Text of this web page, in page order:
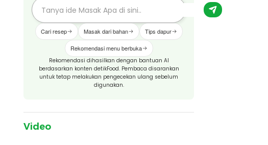
Cari resep Masak dari bahan Tips dapur
Rekomendasi menu berbuka
Rekomendasi dihasilkan dengan bantuan AI
berdasarkan konten detikFood. Pembaca disarankan
untuk tetap melakukan pengecekan ulang sebelum
digunakan.
Video